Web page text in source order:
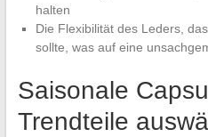
halten
Die Flexibilität des Leders,
sollte, was auf eine
Saisonale
Trendteile